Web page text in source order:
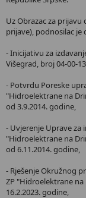
Uz Obrazac za
prijave), podnosilac
- Inicijativu za
Višegrad, broj 04-00-
- Potvrdu Poreske
"Hidroelektrane na
od 3.9.2014. godine,
- Uvjerenje Uprave za
"Hidroelektrane na
od 6.11.2014. godine,
- Rješenje Okružnog
ZP "Hidroelektrane na
16.2.2023. godine,